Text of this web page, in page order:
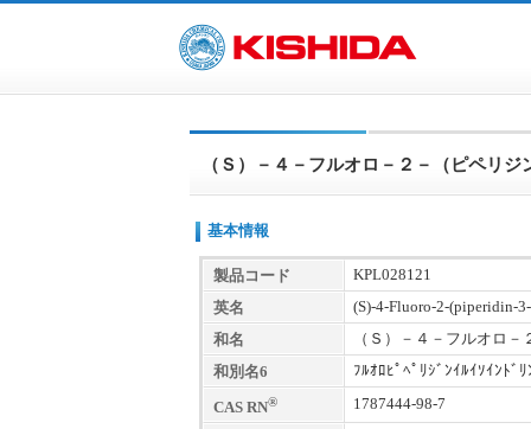
（Ｓ）－４－フルオロ－２－（ピペリ
基本情報
製品コード
KPL028121
英名
(S)-4-Fluoro-2-(piperidin-
和名
（Ｓ）－４－フルオロ
和別名6
ﾌﾙｵﾛﾋﾟﾍﾟﾘｼﾞﾝｲﾙｲｿｲﾝﾄﾞﾘ
CAS RN® 1787444-98-7